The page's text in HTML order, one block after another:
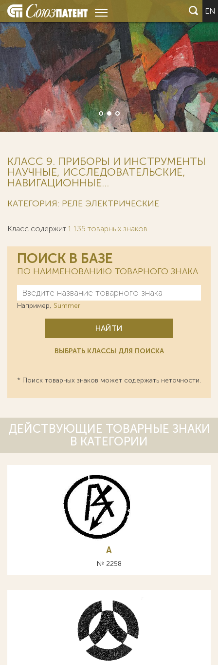
EN
КЛАСС 9. ПРИБОРЫ И ИНСТРУМЕНТЫ
НАУЧНЫЕ, ИССЛЕДОВАТЕЛЬСКИЕ,
НАВИГАЦИОННЫЕ...
КАТЕГОРИЯ: РЕЛЕ ЭЛЕКТРИЧЕСКИЕ
Класс содержит 1 135 товарных знаков.
ПОИСК В БАЗЕ
ПО НАИМЕНОВАНИЮ ТОВАРНОГО ЗНАКА
Например, Summer
НАЙТИ
ВЫБРАТЬ КЛАССЫ ДЛЯ ПОИСКА
* Поиск товарных знаков может содержать неточности.
ДЕЙСТВУЮЩИЕ ТОВАРНЫЕ ЗНАКИ
В КАТЕГОРИИ
А
№ 2258